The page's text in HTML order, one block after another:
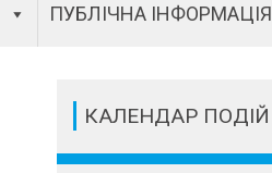
ПУБЛІЧНА ІНФОРМАЦІЯ
КАЛЕНДАР ПОДІЙ